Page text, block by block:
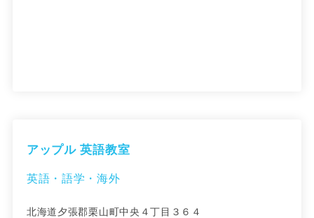
アップル 英語教室
英語・語学・海外
北海道夕張郡栗山町中央４丁目３６４